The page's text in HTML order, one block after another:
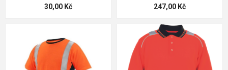
30,00 Kč 247,00 Kč